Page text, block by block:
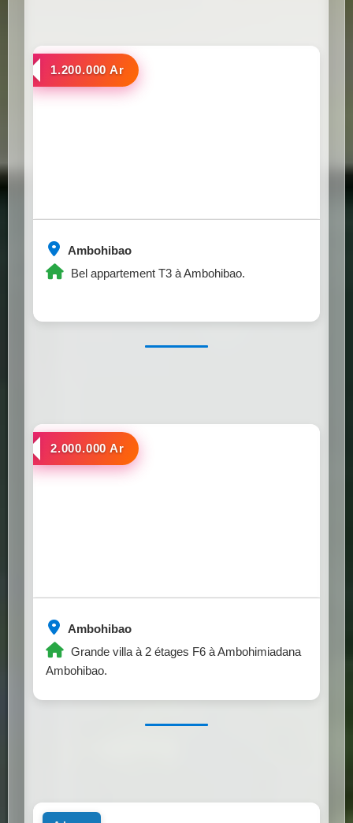
Ambohibao
Bel appartement T3 à Ambohibao.
a louer
1.200.000 Ar
Ambohibao
Grande villa à 2 étages F6 à Ambohimiadana
Ambohibao.
a louer
2.000.000 Ar